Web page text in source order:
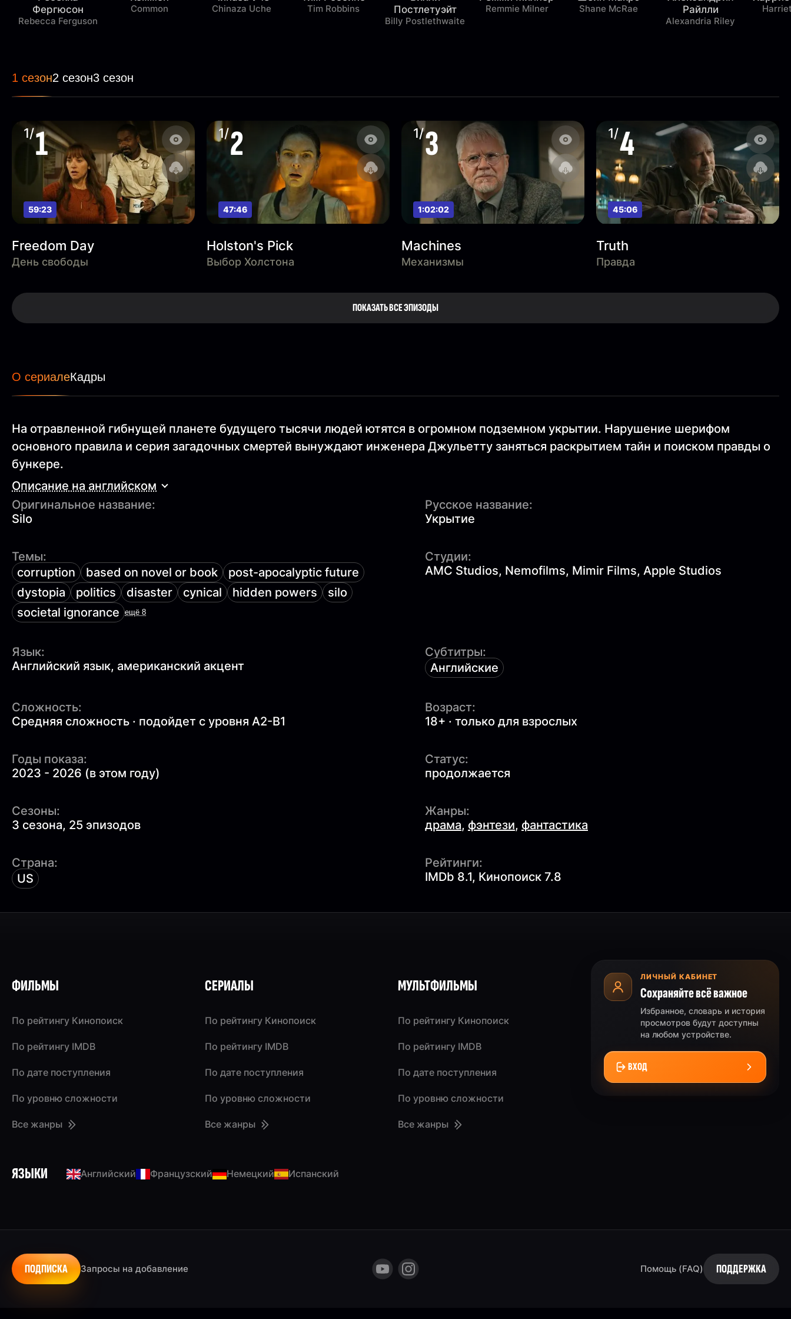
Фергюсон
Rebecca Ferguson
Common Chinaza Uche Tim Robbins
Постлетуэйт
Billy Postlethwaite
Remmie Milner Shane McRae
Райлли
Alexandria Riley
1 сезон2 сезон3 сезон
1/1
59:23
Freedom Day
День свободы
1/2
47:46
Holston's Pick
Выбор Холстона
1/3
1:02:02
Machines
Механизмы
1/4
45:06
Truth
Правда
ПОКАЗАТЬ ВСЕ ЭПИЗОДЫ
О сериалеКадры
На отравленной гибнущей планете будущего тысячи людей ютятся в огромном подземном укрытии. Нарушение шерифом
основного правила и серия загадочных смертей вынуждают инженера Джульетту заняться раскрытием тайн и поиском правды о
бункере.
Описание на английском
Оригинальное название:
Silo
Русское название:
Укрытие
Темы:
corruption
based on novel or book
post-apocalyptic future
dystopia
politics disaster cynical hidden powers
silo
societal ignorance
ещё 8
Студии:
AMC Studios, Nemofilms, Mimir Films, Apple Studios
Язык:
Английский язык, американский акцент
Субтитры:
Английские
Сложность:
Средняя сложность · подойдет с уровня A2-B1
Возраст:
18+ · только для взрослых
Годы показа:
2023 - 2026 (в этом году)
Статус:
продолжается
Сезоны:
3 сезона, 25 эпизодов
Жанры:
драма, фэнтези, фантастика
Страна:
US
Рейтинги:
IMDb 8.1, Кинопоиск 7.8
ЯЗЫКИ Английский Французский Немецкий Испанский
ФИЛЬМЫ
По рейтингу Кинопоиск
По рейтингу IMDB
По дате поступления
По уровню сложности
Все жанры
СЕРИАЛЫ
По рейтингу Кинопоиск
По рейтингу IMDB
По дате поступления
По уровню сложности
Все жанры
МУЛЬТФИЛЬМЫ
По рейтингу Кинопоиск
По рейтингу IMDB
По дате поступления
По уровню сложности
Все жанры
ЛИЧНЫЙ КАБИНЕТ
Сохраняйте всё важное
Избранное, словарь и история
просмотров будут доступны
на любом устройстве.
ВХОД
Запросы на добавление
ПОДПИСКА Помощь (FAQ) ПОДДЕРЖКА